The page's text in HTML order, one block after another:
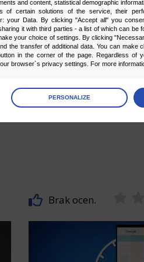
and content, statistical demographic
of certain solutions of the service, their
your Data. By clicking "Accept all" you
it with third parties - a list of which can be
your choice of settings. By clicking
the transfer of additional data. You can
in the corner of the page. Regardless of
browser`s privacy settings. For more
preferences
the consents of your choice
used to personalize your use of our website and to
may use functional cookies to remember your
PERSONALIZE
odpowiedziami, których
wydobywana do
tekstowego
organicznych wyników
align="aligncenter"
Brak ocen.